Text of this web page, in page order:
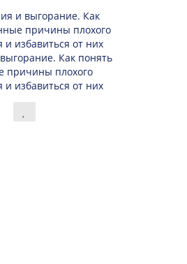
Как понять
причины плохого
и избавиться от них